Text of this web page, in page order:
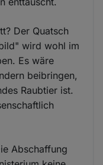
Der Quatsch
wird wohl im
Es wäre
beibringen,
Raubtier ist.
Abschaffung